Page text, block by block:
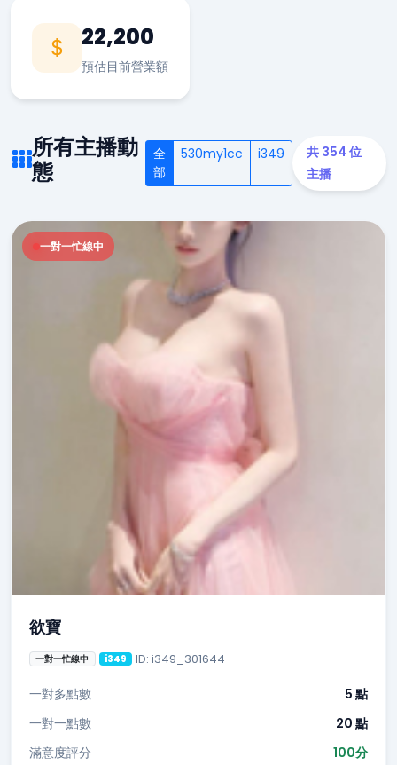
22,200
預估目前營業額
所有主播動
態
全
部
530my1cc i349
共 354 位
主播
一對一忙線中
欲寶
一對一忙線中 i349 ID: i349_301644
一對多點數
5 點
一對一點數
20 點
滿意度評分
100分